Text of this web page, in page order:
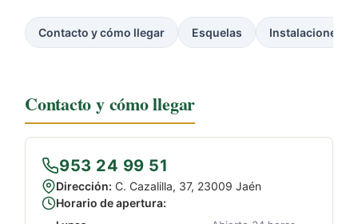
Contacto y cómo llegar Esquelas Instalaciones
Contacto y cómo llegar
953 24 99 51
Dirección: C. Cazalilla, 37, 23009 Jaén
Horario de apertura: